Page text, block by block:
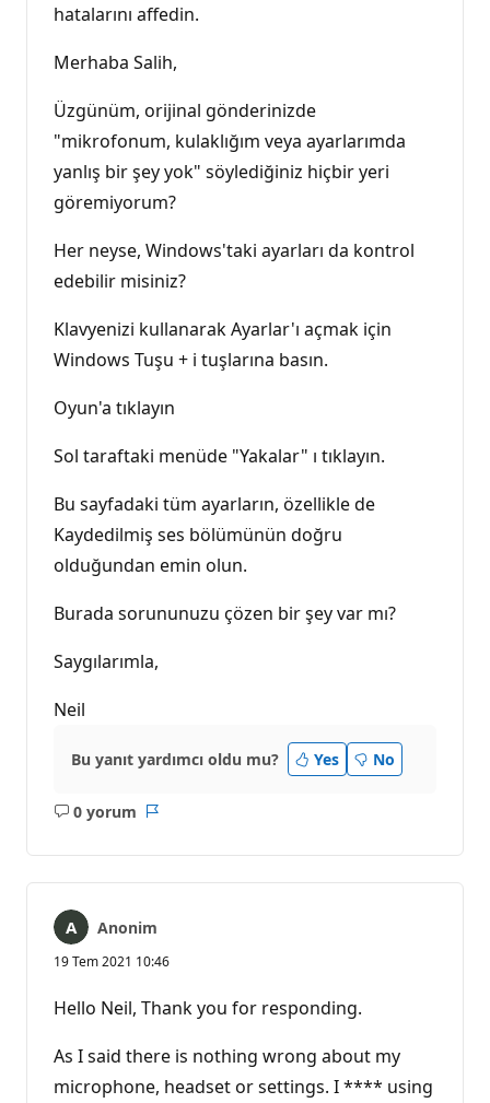
hatalarını affedin.
Merhaba Salih,
Üzgünüm, orijinal gönderinizde
"mikrofonum, kulaklığım veya ayarlarımda
yanlış bir şey yok" söylediğiniz hiçbir yeri
göremiyorum?
Her neyse, Windows'taki ayarları da kontrol
edebilir misiniz?
Klavyenizi kullanarak Ayarlar'ı açmak için
Windows Tuşu + i tuşlarına basın.
Oyun'a tıklayın
Sol taraftaki menüde "Yakalar" ı tıklayın.
Bu sayfadaki tüm ayarların, özellikle de
Kaydedilmiş ses bölümünün doğru
olduğundan emin olun.
Burada sorununuzu çözen bir şey var mı?
Saygılarımla,
Neil
Bu yanıt yardımcı oldu mu? Yes No
0 yorum
Açıklama
Anonim
19 Tem 2021 10:46
Hello Neil, Thank you for responding.
As I said there is nothing wrong about my
microphone, headset or settings. I **** using